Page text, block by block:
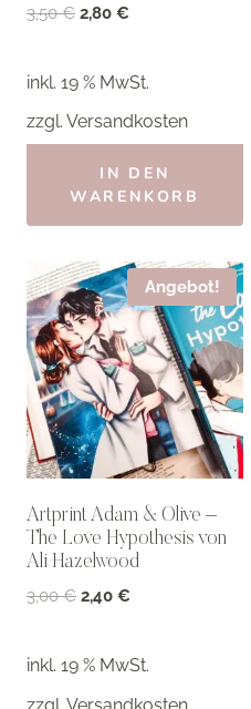
3,50€ Ursprünglicher
3,50 €
2,80 €
2,80 €.
inkl. 19 % MwSt.
zzgl. Versandkosten
IN DEN
WARENKORB
Angebot!
Artprint Adam & Olive –
The Love Hypothesis von
Ali Hazelwood
3,00€ Ursprünglicher
3,00 €
2,40 €
2,40 €.
inkl. 19 % MwSt.
zzgl. Versandkosten